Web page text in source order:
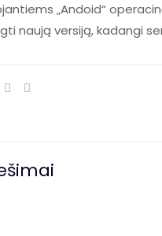
„Andoid“
naują versiją, kadangi